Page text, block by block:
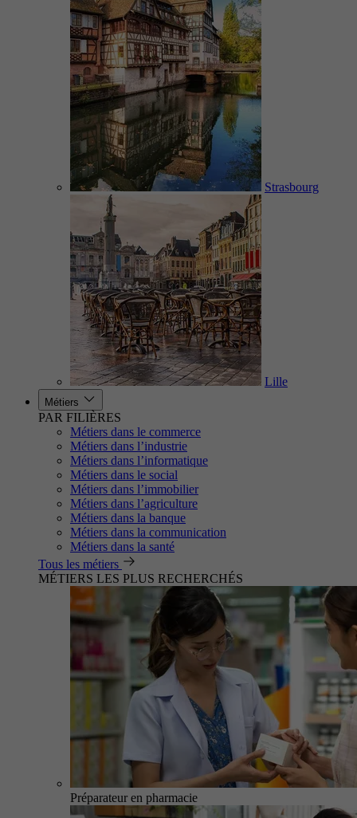
Strasbourg
Lille
Métiers
PAR FILIÈRES
Métiers dans le commerce
Métiers dans l’industrie
Métiers dans l’informatique
Métiers dans le social
Métiers dans l’immobilier
Métiers dans l’agriculture
Métiers dans la banque
Métiers dans la communication
Métiers dans la santé
Tous les métiers
MÉTIERS LES PLUS RECHERCHÉS
Préparateur en pharmacie